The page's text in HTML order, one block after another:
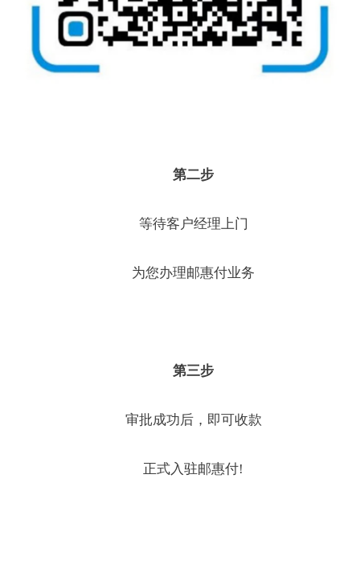
第二步
等待客户经理上门
为您办理邮惠付业务
第三步
审批成功后，即可收款
正式入驻邮惠付!